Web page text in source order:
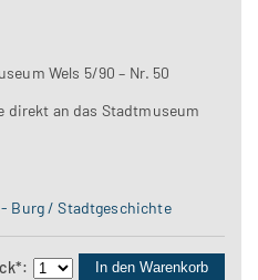
Wels 5/90 – Nr. 50
direkt an das Stadtmuseum
Burg / Stadtgeschichte
*: In den Warenkorb